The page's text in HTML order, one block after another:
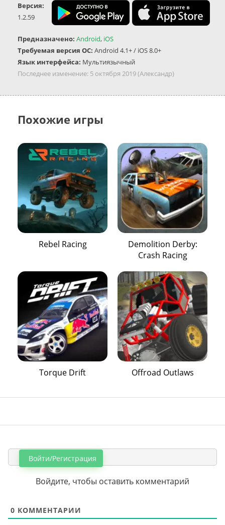
Версия:
1.2.59
Предназначено: Android, iOS
Требуемая версия ОС: Android 4.1+ / iOS 8.0+
Язык интерфейса: Мультиязычный
Последнее изменение: 5 октября 2019(Александр)
Похожие игры
Rebel Racing
Demolition Derby:
Crash Racing
Torque Drift Offroad Outlaws
Войти/Регистрация
Войдите, чтобы оставить комментарий
0 КОММЕНТАРИИ